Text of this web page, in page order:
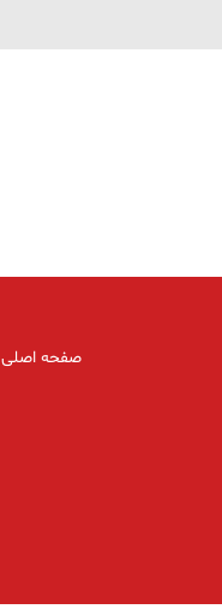
صفحه اصلی